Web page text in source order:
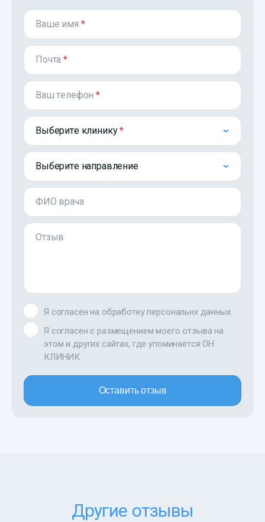
Ваше имя *
Почта*
Ваш телефон*
Выберите клинику
Выберите направление
ФИО врача
Отзыв
Я согласен на обработку персональнх данных
Я согласен с размещением моего отзыва на
этом и других сайтах, где упоминается ОН
КЛИНИК
Оставить отзыв
Другие отзывы